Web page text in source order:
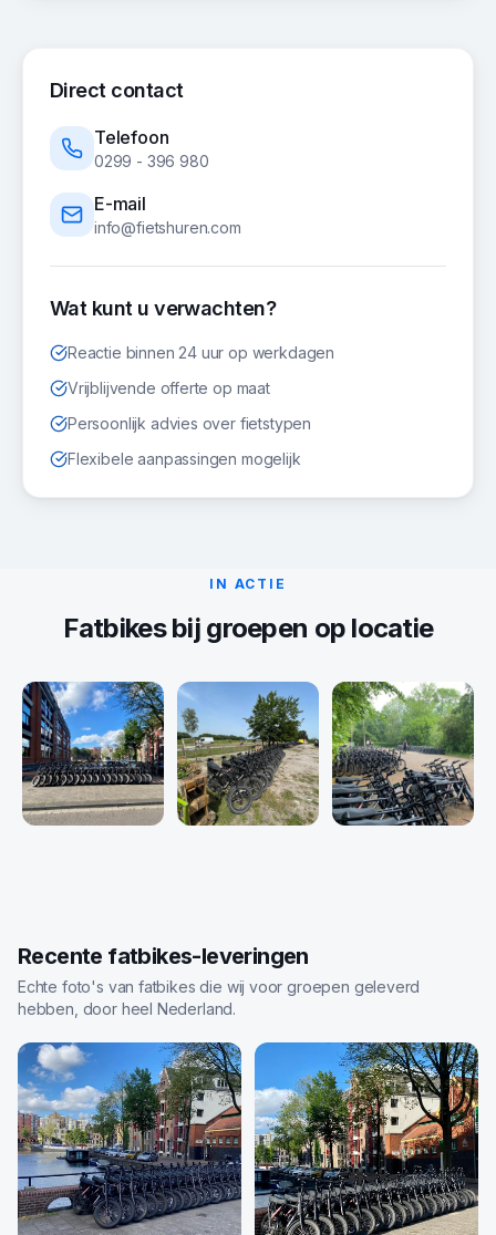
Direct contact
Telefoon
0299 - 396 980
E-mail
info@fietshuren.com
Wat kunt u verwachten?
Reactie binnen 24 uur op werkdagen
Vrijblijvende offerte op maat
Persoonlijk advies over fietstypen
Flexibele aanpassingen mogelijk
IN ACTIE
Fatbikesbij groepen op locatie
Recente fatbikes-leveringen
Echte foto's van fatbikes die wij voor groepen geleverd
hebben, door heel Nederland.